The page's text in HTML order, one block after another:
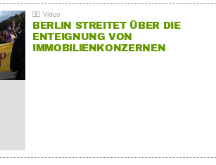
BERLIN STREITET ÜBER DIE
ENTEIGNUNG VON
IMMOBILIENKONZERNEN